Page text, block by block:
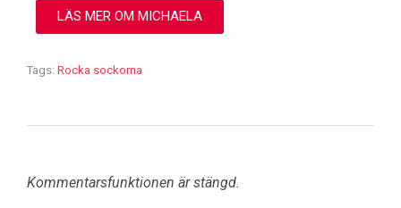
LÄS MER OM MICHAELA
Tags: Rocka sockorna
Kommentarsfunktionen är stängd.